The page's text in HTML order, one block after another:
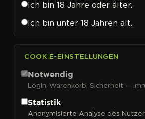
Blimburn
Ich bin 18 Jahre oder älter.
Ich bin unter 18 Jahren alt.
COOKIE-EINSTELLUNGEN
Notwendig
Login, Warenkorb, Sicherheit —
Statistik
Anonymisierte Analyse des